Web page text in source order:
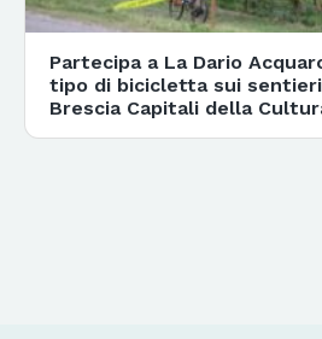
Partecipa a La Dario
tipo di bicicletta sui
Brescia Capitali della